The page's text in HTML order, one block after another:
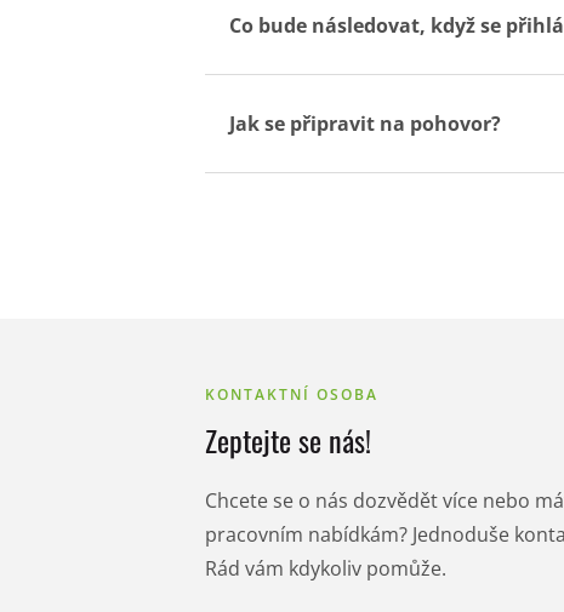
Co bude následovat, když se
Jak se připravit na pohovor?
KONTAKTNÍ OSOBA
Zeptejte se nás!
Chcete se o nás dozvědět více nebo
pracovním nabídkám? Jednoduše
Rád vám kdykoliv pomůže.